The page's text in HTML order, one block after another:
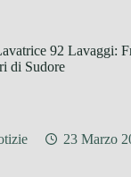
92 Lavaggi:
di Sudore
23 Marzo